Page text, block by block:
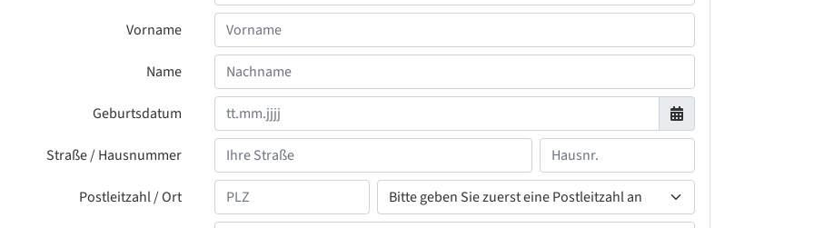
Vorname
Name
Geburtsdatum
Straße / Hausnummer
Postleitzahl / Ort